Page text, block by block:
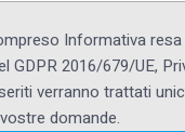
Informativa resa
GDPR 2016/679/UE,
verranno trattati
domande.